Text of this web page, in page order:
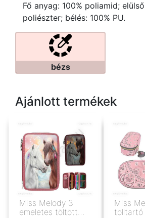
Fő anyag: 100% poliamid;
poliészter; bélés: 100% PU.
bézs
Ajánlott termékek
Miss Melody 3
emeletes töltött
Miss
tolltartó